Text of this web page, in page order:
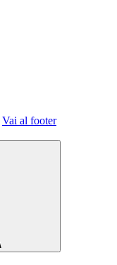
Vai al footer